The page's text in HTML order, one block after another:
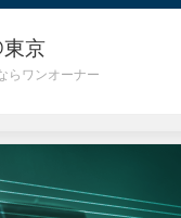
京
らワンオーナー